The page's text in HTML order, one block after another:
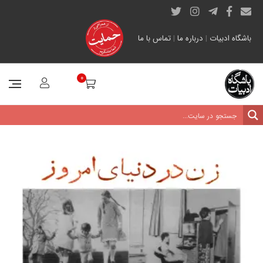
باشگاه ادبیات | درباره ما | تماس با ما
0